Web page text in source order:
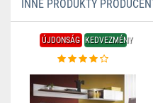
INNE PRODUKTY
ÚJDONSÁG KEDVEZMÉNY